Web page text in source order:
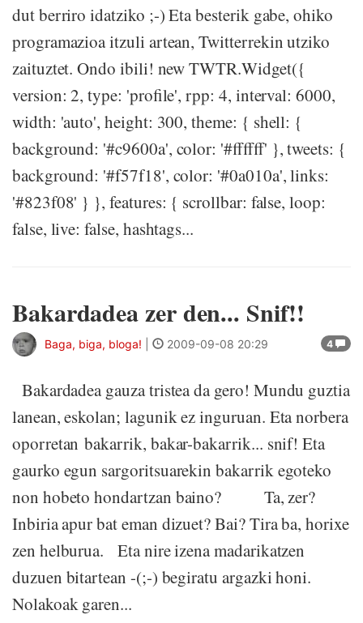
dut berriro idatziko ;-) Eta besterik gabe, ohiko
programazioa itzuli artean, Twitterrekin utziko
zaituztet. Ondo ibili! new TWTR.Widget({
version: 2, type: 'profile', rpp: 4, interval: 6000,
width: 'auto', height: 300, theme: { shell: {
background: '#c9600a', color: '#ffffff' }, tweets: {
background: '#f57f18', color: '#0a010a', links:
'#823f08' } }, features: { scrollbar: false, loop:
false, live: false, hashtags...
Bakardadea zer den... Snif!!
4
Baga, biga, bloga! 2009-09-08 20:29
Bakardadea gauza tristea da gero! Mundu guztia
lanean, eskolan; lagunik ez inguruan. Eta norbera
oporretan bakarrik, bakar-bakarrik... snif! Eta
gaurko egun sargoritsuarekin bakarrik egoteko
non hobeto hondartzan baino? Ta, zer?
Inbiria apur bat eman dizuet? Bai? Tira ba, horixe
zen helburua. Eta nire izena madarikatzen
duzuen bitartean -(;-) begiratu argazki honi.
Nolakoak garen...